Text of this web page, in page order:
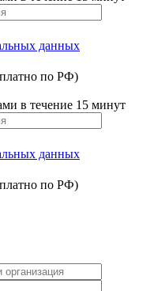
данных
по РФ)
в течение 15 минут
данных
по РФ)